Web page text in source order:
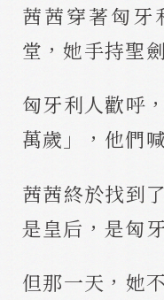
茜茜穿著匈牙
堂，她手持聖
匈牙利人歡呼
萬歲」，他們
茜茜終於找到
是皇后，是匈
但那一天，她